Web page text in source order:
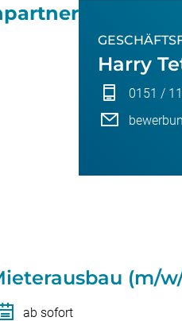
Harry
0151 /
(m/
ab sofort